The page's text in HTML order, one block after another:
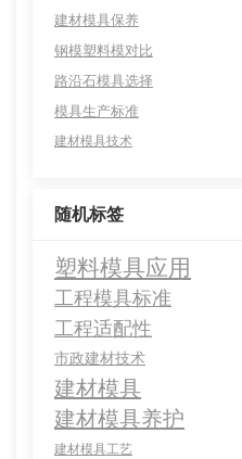
建材模具保养
钢模塑料模对比
路沿石模具选择
模具生产标准
建材模具技术
随机标签
塑料模具应用
工程模具标准
工程适配性
市政建材技术
建材模具
建材模具养护
建材模具工艺